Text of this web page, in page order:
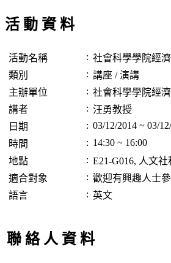
活 動 資 料
活動名稱 : 社會科學學院經
類別
: 講座 / 演講
主辦單位
: 社會科學學院經
講者
: 汪勇教授
日期
: 03/12/2014 ~ 03/
時間
: 14:30 ~ 16:00
地點
: E21-G016, 人文社
適合對象
: 歡迎有興趣人士
語言
: 英文
聯 絡 人 資 料